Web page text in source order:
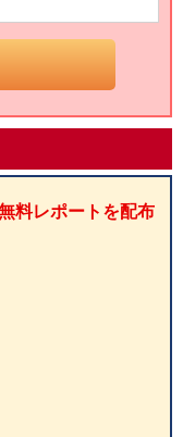
料レポートを配布